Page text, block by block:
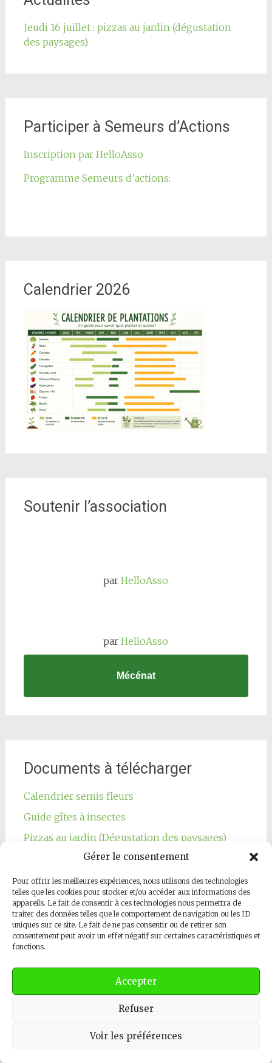
Gérer le consentement
Pour offrir les meilleures expériences, nous utilisons des technologies
telles que les cookies pour stocker et/ou accéder aux informations des
appareils. Le fait de consentir à ces technologies nous permettra de
traiter des données telles que le comportement de navigation ou les ID
uniques sur ce site. Le fait de ne pas consentir ou de retirer son
consentement peut avoir un effet négatif sur certaines caractéristiques et
fonctions.
Accepter
Refuser
Voir les préférences
Jeudi 16 juillet : pizzas au jardin (dégustation
des paysages)
Participer à Semeurs d’Actions
Inscription par HelloAsso
Programme Semeurs d’actions:
Calendrier 2026
Soutenir l’association
parHelloAsso
parHelloAsso
Mécénat
Documents à télécharger
Calendrier semis fleurs
Guide gîtes à insectes
Pizzas au jardin (Dégustation des paysages)
Notre page Facebook
par ThemeGrill. Powered by
Contactez-nous